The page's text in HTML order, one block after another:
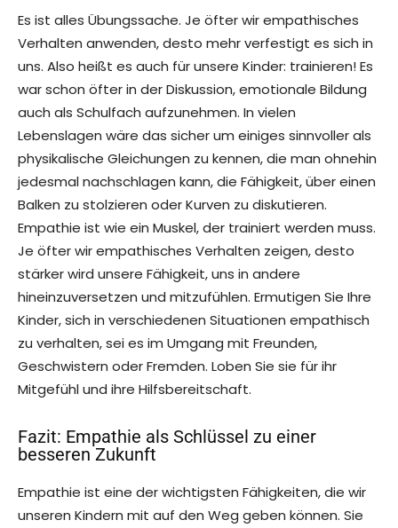
Es ist alles Übungssache. Je öfter wir empathisches
Verhalten anwenden, desto mehr verfestigt es sich in
uns. Also heißt es auch für unsere Kinder: trainieren! Es
war schon öfter in der Diskussion, emotionale Bildung
auch als Schulfach aufzunehmen. In vielen
Lebenslagen wäre das sicher um einiges sinnvoller als
physikalische Gleichungen zu kennen, die man ohnehin
jedesmal nachschlagen kann, die Fähigkeit, über einen
Balken zu stolzieren oder Kurven zu diskutieren.
Empathie ist wie ein Muskel, der trainiert werden muss.
Je öfter wir empathisches Verhalten zeigen, desto
stärker wird unsere Fähigkeit, uns in andere
hineinzuversetzen und mitzufühlen. Ermutigen Sie Ihre
Kinder, sich in verschiedenen Situationen empathisch
zu verhalten, sei es im Umgang mit Freunden,
Geschwistern oder Fremden. Loben Sie sie für ihr
Mitgefühl und ihre Hilfsbereitschaft.
Fazit: Empathie als Schlüssel zu einer
besseren Zukunft
Empathie ist eine der wichtigsten Fähigkeiten, die wir
unseren Kindern mit auf den Weg geben können. Sie